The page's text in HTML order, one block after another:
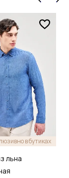
в бутиках
льна